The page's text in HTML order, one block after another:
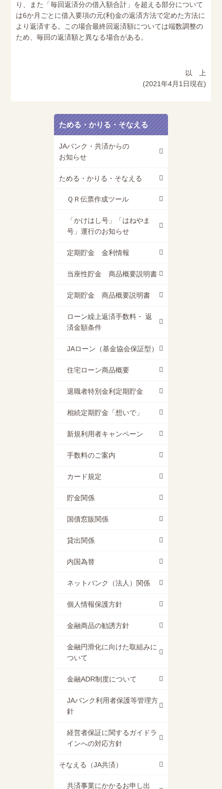
ためる・かりる・そなえる
JAバンク・共済からの
お知らせ
ためる・かりる・そなえる
ＱＲ伝票作成ツール
「かけはし号」「はねやま
号」運行のお知らせ
定期貯金 金利情報
当座性貯金 商品概要説明書
定期貯金 商品概要説明書
ローン繰上返済手数料・ 返
済金額条件
JAローン（基金協会保証型）
住宅ローン商品概要
退職者特別金利定期貯金
相続定期貯金「想いで」
新規利用者キャンペーン
手数料のご案内
カード規定
貯金関係
国債窓販関係
貸出関係
内国為替
ネットバンク（法人）関係
個人情報保護方針
金融商品の勧誘方針
金融円滑化に向けた取組みに
ついて
金融ADR制度について
JAバンク利用者保護等管理方
針
経営者保証に関するガイドラ
インへの対応方針
そなえる（JA共済）
共済事業にかかるお申し出
り、また「毎回返済分の借入額合計」を超える部分について
は6か月ごとに借入要項の元(利)金の返済方法で定めた方法に
より返済する。この場合最終回返済額については端数調整の
ため、毎回の返済額と異なる場合がある。
以 上
(2021年4月1日現在)